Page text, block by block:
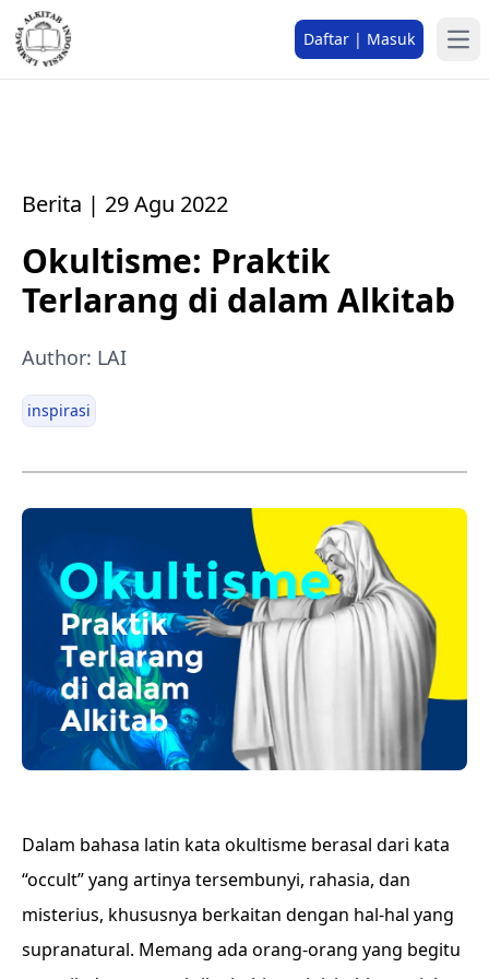
Daftar | Masuk
Berita | 29 Agu 2022
Okultisme: Praktik
Terlarang di dalam Alkitab
Author: LAI
inspirasi
Dalam bahasa latin kata okultisme berasal dari kata
“occult” yang artinya tersembunyi, rahasia, dan
misterius, khususnya berkaitan dengan hal-hal yang
supranatural. Memang ada orang-orang yang begitu